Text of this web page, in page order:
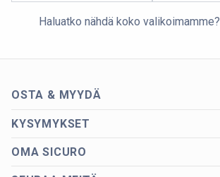
Haluatko nähdä koko valikoimamme?
OSTA & MYYDÄ
KYSYMYKSET
OMA SICURO